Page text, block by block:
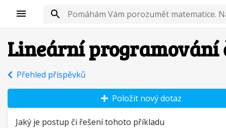
Lineární programování
Přehled příspěvků
Jaký je postup či řešení tohoto příkladu
Položit nový dotaz